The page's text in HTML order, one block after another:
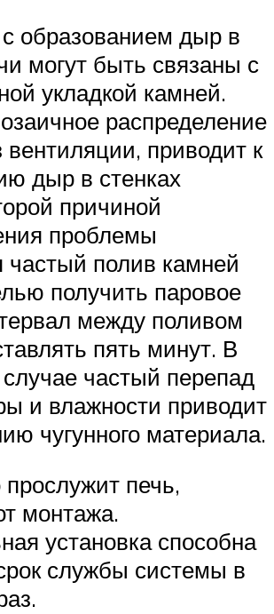
образованием дыр в
могут быть связаны с
укладкой камней.
распределение
вентиляции, приводит к
дыр в стенках
причиной
проблемы
частый полив камней
получить паровое
между поливом
пять минут. В
частый перепад
и влажности приводит
чугунного материала.
прослужит печь,
монтажа.
установка способна
службы системы в